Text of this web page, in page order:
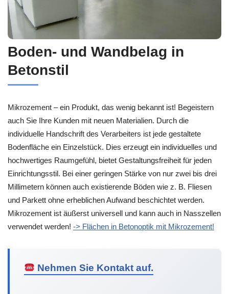
Boden- und Wandbelag in
Betonstil
Mikrozement – ein Produkt, das wenig bekannt ist! Begeistern
auch Sie Ihre Kunden mit neuen Materialien. Durch die
individuelle Handschrift des Verarbeiters ist jede gestaltete
Bodenfläche ein Einzelstück. Dies erzeugt ein individuelles und
hochwertiges Raumgefühl, bietet Gestaltungsfreiheit für jeden
Einrichtungsstil. Bei einer geringen Stärke von nur zwei bis drei
Millimetern können auch existierende Böden wie z. B. Fliesen
und Parkett ohne erheblichen Aufwand beschichtet werden.
Mikrozement ist äußerst universell und kann auch in Nasszellen
verwendet werden! -> Flächen in Betonoptik mit Mikrozement!
Nehmen Sie Kontakt auf.